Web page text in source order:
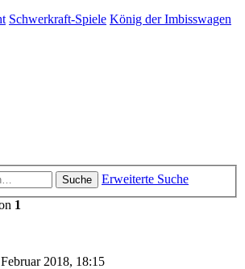
Schwerkraft-Spiele König der Imbisswagen
Suche
Erweiterte Suche
1
2018, 18:15